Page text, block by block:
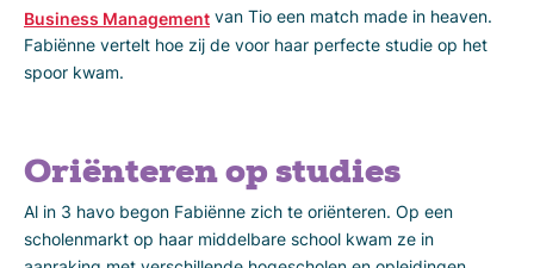
Business Management van Tio een match made in heaven.
Fabiënne vertelt hoe zij de voor haar perfecte studie op het
spoor kwam.
Oriënteren op studies
Al in 3 havo begon Fabiënne zich te oriënteren. Op een
scholenmarkt op haar middelbare school kwam ze in